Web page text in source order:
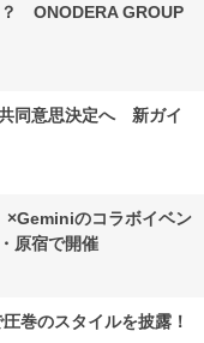
ONODERA GROUP
同意思決定へ 新ガイ
×Geminiのコラボイベン
原宿で開催
巻のスタイルを披露！